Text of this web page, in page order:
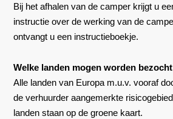
Bij het afhalen van de camper krijgt u
instructie over de werking van de
ontvangt u een instructieboekje.
Welke landen mogen worden
Alle landen van Europa m.u.v. vooraf
de verhuurder aangemerkte
landen staan op de groene kaart.